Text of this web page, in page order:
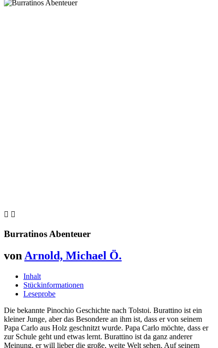
 
Burratinos Abenteuer
von Arnold, Michael Ö.
Inhalt
Stückinformationen
Leseprobe
Die bekannte Pinochio Geschichte nach Tolstoi. Burattino ist ein
kleiner Junge, aber das Besondere an ihm ist, dass er von seinem
Papa Carlo aus Holz geschnitzt wurde. Papa Carlo möchte, dass er
zur Schule geht und etwas lernt. Burattino ist da ganz anderer
Meinung, er will lieber die große, weite Welt sehen. Auf seinem